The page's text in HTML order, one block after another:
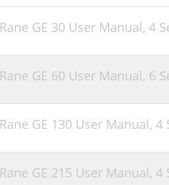
Rane GE 30 User Manual, 4
Rane GE 60 User Manual, 6
Rane GE 130 User Manual, 4
Rane GE 215 User Manual, 4